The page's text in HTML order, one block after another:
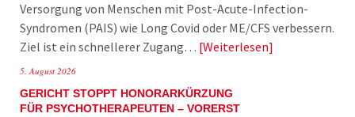
Versorgung von Menschen mit Post-Acute-Infection-
Syndromen (PAIS) wie Long Covid oder ME/CFS verbessern.
Ziel ist ein schnellerer Zugang… Weiterlesen
5. August 2026
GERICHT STOPPT HONORARKÜRZUNG
FÜR PSYCHOTHERAPEUTEN – VORERST